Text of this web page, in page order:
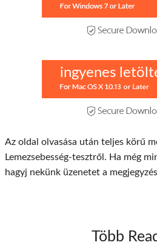
ingyenes
Az oldal olvasása után teljes körű
Lemezsebesség-tesztről. Ha még
hagyj nekünk üzenetet a
Több